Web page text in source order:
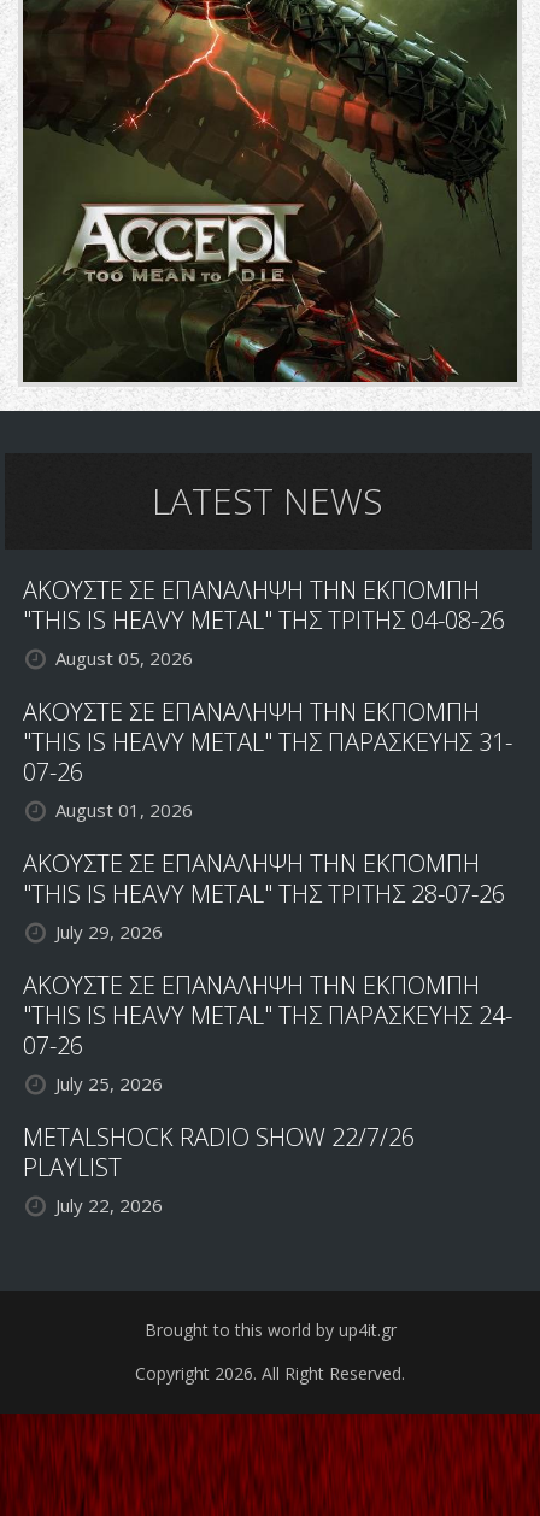
LATEST NEWS
ΑΚΟΥΣΤΕ ΣΕ ΕΠΑΝΑΛΗΨΗ ΤΗΝ ΕΚΠΟΜΠΗ
"THIS IS HEAVY METAL" ΤΗΣ ΤΡΙΤΗΣ 04-08-26
August 05, 2026
ΑΚΟΥΣΤΕ ΣΕ ΕΠΑΝΑΛΗΨΗ ΤΗΝ ΕΚΠΟΜΠΗ
"THIS IS HEAVY METAL" ΤΗΣ ΠΑΡΑΣΚΕΥΗΣ 31-
07-26
August 01, 2026
ΑΚΟΥΣΤΕ ΣΕ ΕΠΑΝΑΛΗΨΗ ΤΗΝ ΕΚΠΟΜΠΗ
"THIS IS HEAVY METAL" ΤΗΣ ΤΡΙΤΗΣ 28-07-26
July 29, 2026
ΑΚΟΥΣΤΕ ΣΕ ΕΠΑΝΑΛΗΨΗ ΤΗΝ ΕΚΠΟΜΠΗ
"THIS IS HEAVY METAL" ΤΗΣ ΠΑΡΑΣΚΕΥΗΣ 24-
07-26
July 25, 2026
METALSHOCK RADIO SHOW 22/7/26
PLAYLIST
July 22, 2026
Brought to this world by up4it.gr
Copyright 2026. All Right Reserved.